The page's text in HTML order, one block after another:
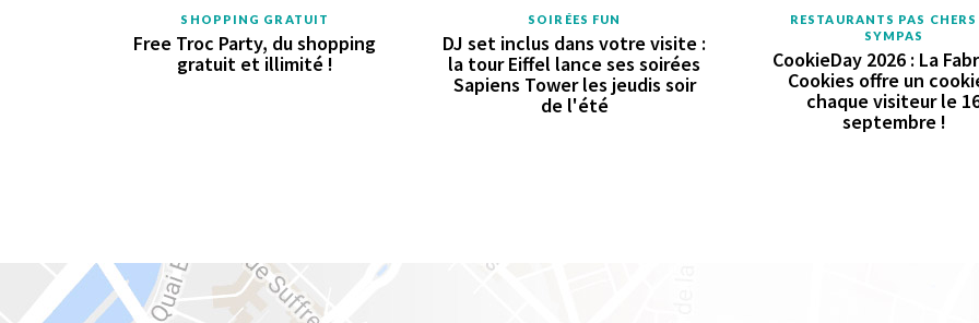
SHOPPING GRATUIT
Free Troc Party, du shopping
gratuit et illimité !
SOIRÉES FUN
DJ set inclus dans votre visite :
la tour Eiffel lance ses soirées
Sapiens Tower les jeudis soir
de l'été
RESTAURANTS PAS CHERS
SYMPAS
CookieDay 2026 : La
Cookies offre un
chaque visiteur le
septembre !